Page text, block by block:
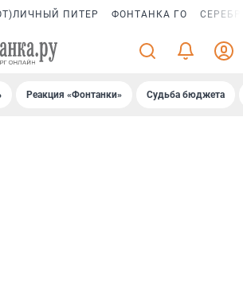
ПИТЕР ФОНТАНКА ГО
Реакция «Фонтанки» Судьба бюджета